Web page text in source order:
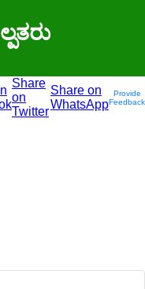
Share
on
Twitter
Share on
WhatsApp
Provide
Feedback